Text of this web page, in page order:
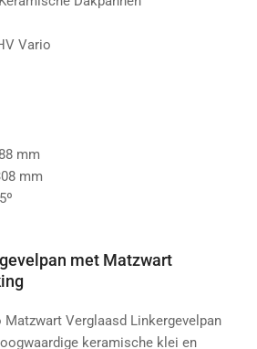
Vario
mm
mm
met Matzwart
Verglaasd Linkergevelpan
keramische klei en